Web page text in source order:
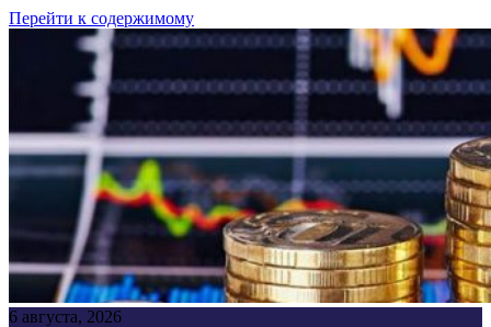
Перейти к содержимому
6 августа, 2026